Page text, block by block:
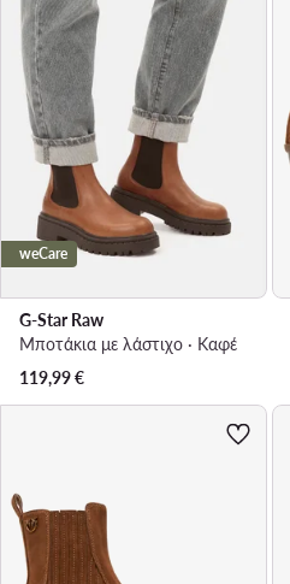
weCare
G-Star Raw
Μποτάκια με λάστιχο · Καφέ
119,99€